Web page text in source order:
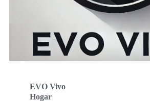
EVO Vivo
Hogar